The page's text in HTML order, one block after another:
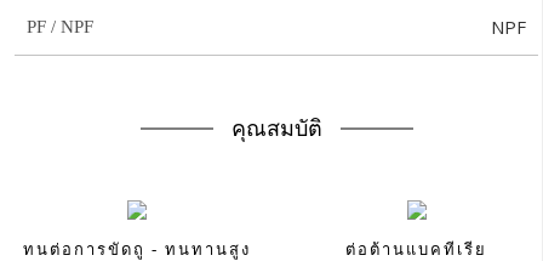
PF / NPF NPF
คุณสมบัติ
ทนต่อการขัดถู - ทนทานสูง ต่อต้านแบคทีเรีย